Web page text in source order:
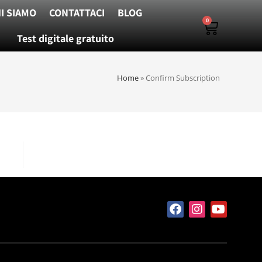
SIAMO CONTATTACI
BLOG
Test digitale gratuito
0
Home»Confirm Subscription